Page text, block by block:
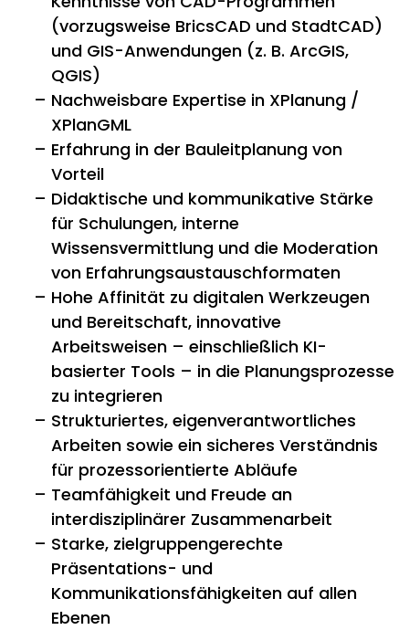
(vorzugsweise BricsCAD und StadtCAD)
und GIS-Anwendungen (z. B. ArcGIS,
QGIS)
Nachweisbare Expertise in XPlanung /
XPlanGML
Erfahrung in der Bauleitplanung von
Vorteil
Didaktische und kommunikative Stärke
für Schulungen, interne
Wissensvermittlung und die Moderation
von Erfahrungsaustauschformaten
Hohe Affinität zu digitalen Werkzeugen
und Bereitschaft, innovative
Arbeitsweisen – einschließlich KI-
basierter Tools – in die Planungsprozesse
zu integrieren
Strukturiertes, eigenverantwortliches
Arbeiten sowie ein sicheres Verständnis
für prozessorientierte Abläufe
Teamfähigkeit und Freude an
interdisziplinärer Zusammenarbeit
Starke, zielgruppengerechte
Präsentations- und
Kommunikationsfähigkeiten auf allen
Ebenen